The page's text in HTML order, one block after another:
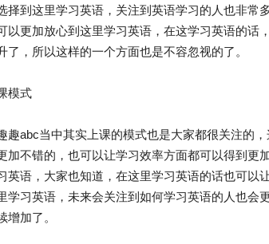
择到这里学习英语，关注到英语学习的人也非常
以更加放心到这里学习英语，在这学习英语的话
了，所以这样的一个方面也是不容忽视的了。
式
abc当中其实上课的模式也是大家都很关注的，
加不错的，也可以让学习效率方面都可以得到更
英语，大家也知道，在这里学习英语的话也可以
学习英语，未来会关注到如何学习英语的人也会
增加了。